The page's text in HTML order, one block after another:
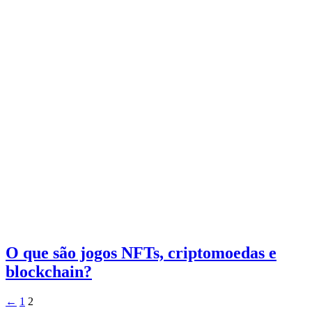
O que são jogos NFTs, criptomoedas e
blockchain?
Paginação
← 1 2